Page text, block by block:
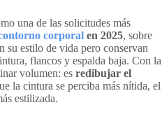
una de las solicitudes más
corporal en 2025, sobre
su estilo de vida pero conservan
flancos y espalda baja. Con la
volumen: es redibujar el
la cintura se perciba más nítida, el
estilizada.